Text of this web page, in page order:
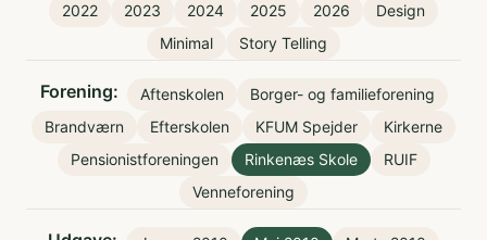
2022
2023 2024 2025 2026
Design
Minimal
Story Telling
Forening: Aftenskolen
Borger- og familieforening
Brandværn
Efterskolen KFUM Spejder
Kirkerne
Pensionistforeningen
Rinkenæs Skole
RUIF
Venneforening